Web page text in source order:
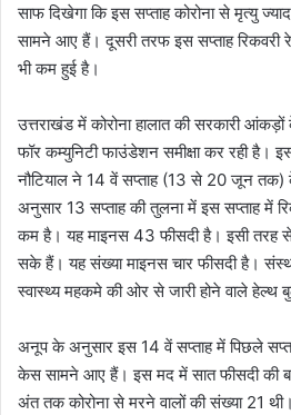
साफ दिखेगा कि इस सप्ताह कोरोना से मृत्यु
सामने आए हैं। दूसरी तरफ इस सप्ताह
भी कम हुई है।
उत्तराखंड में कोरोना हालात की सरकारी
फॉर कम्युनिटी फाउंडेशन समीक्षा कर रही
नौटियाल ने 14 वें सप्ताह (13 से 20 जून
अनुसार 13 सप्ताह की तुलना में इस सप्ताह में
कम है। यह माइनस 43 फीसदी है। इसी तरह
सके हैं। यह संख्या माइनस चार फीसदी है।
स्वास्थ्य महकमे की ओर से जारी होने वाले हेल्थ
अनूप के अनुसार इस 14 वें सप्ताह में पिछले
केस सामने आए हैं। इस मद में सात फीसदी की
अंत तक कोरोना से मरने वालों की संख्या 21